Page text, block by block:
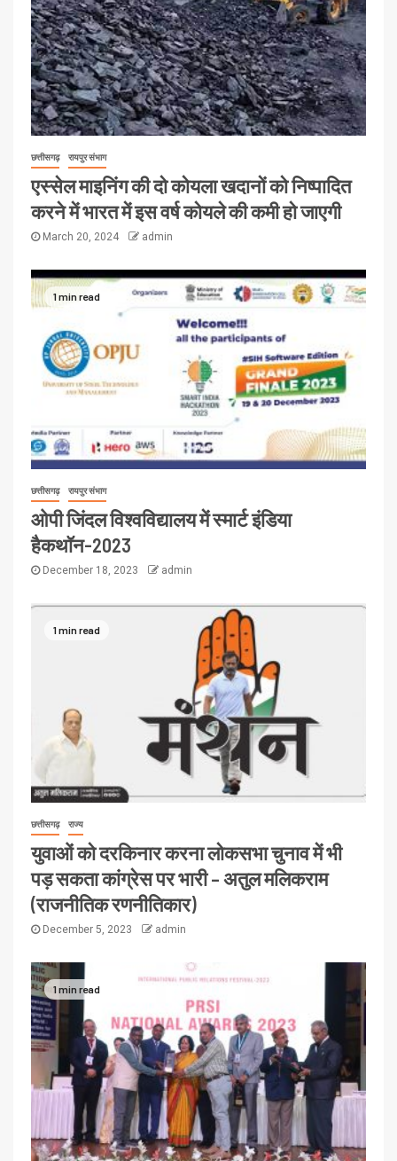
छत्तीसगढ़ रायपुर संभाग
एस्सेल माइनिंग की दो कोयला खदानों को निष्पादित
करने में भारत में इस वर्ष कोयले की कमी हो जाएगी
March 20, 2024 admin
1 min read
छत्तीसगढ़ रायपुर संभाग
ओपी जिंदल विश्वविद्यालय में स्मार्ट इंडिया
हैकथॉन-2023
December 18, 2023 admin
1 min read
छत्तीसगढ़ राज्य
युवाओं को दरकिनार करना लोकसभा चुनाव में भी
पड़ सकता कांग्रेस पर भारी – अतुल मलिकराम
(राजनीतिक रणनीतिकार)
December 5, 2023 admin
1 min read